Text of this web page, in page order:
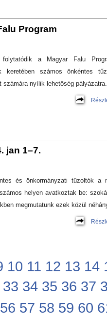
Program
a Magyar Falu
keretében számos önkéntes
számára nyílik lehetőség pályázatra.
jan 1–7.
és önkormányzati tűzoltók a
helyen avatkoztak be:
megmutatunk ezek közül
10 11 12 13 14
33 34 35 36 37
56 57 58 59 60